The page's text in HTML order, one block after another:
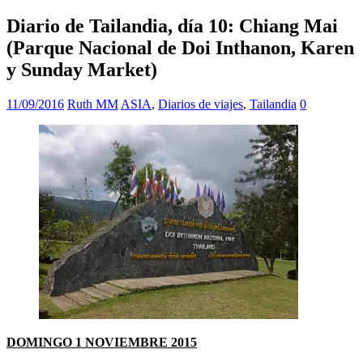
Diario de Tailandia, día 10: Chiang Mai
(Parque Nacional de Doi Inthanon, Karen
y Sunday Market)
11/09/2016 Ruth MM ASIA, Diarios de viajes, Tailandia 0
DOMINGO 1 NOVIEMBRE 2015